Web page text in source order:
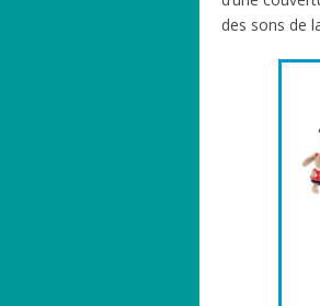
des sons de